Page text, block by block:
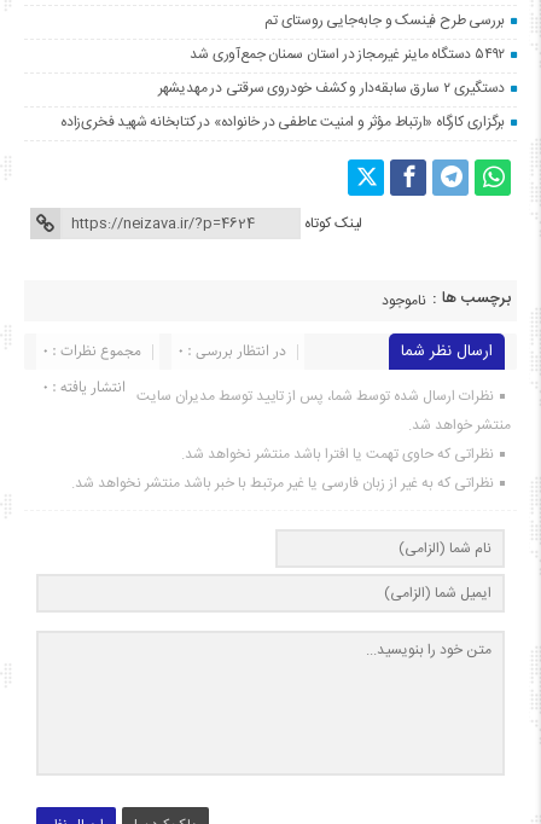
بررسی طرح فینسک و جابه‌جایی روستای تم
۵۴۹۲ دستگاه ماینر غیرمجاز در استان سمنان جمع‌آوری شد
دستگیری ۲ سارق سابقه‌دار و کشف خودروی سرقتی در مهدیشهر
برگزاری کارگاه «ارتباط مؤثر و امنیت عاطفی در خانواده» در کتابخانه شهید فخری‌زاده
لینک کوتاه
برچسب ها : ناموجود
ارسال نظر شما مجموع نظرات : 0
در انتظار بررسی : 0
انتشار یافته : ۰ نظرات ارسال شده توسط شما، پس از تایید توسط مدیران سایت
منتشر خواهد شد.
نظراتی که حاوی تهمت یا افترا باشد منتشر نخواهد شد.
نظراتی که به غیر از زبان فارسی یا غیر مرتبط با خبر باشد منتشر نخواهد شد.